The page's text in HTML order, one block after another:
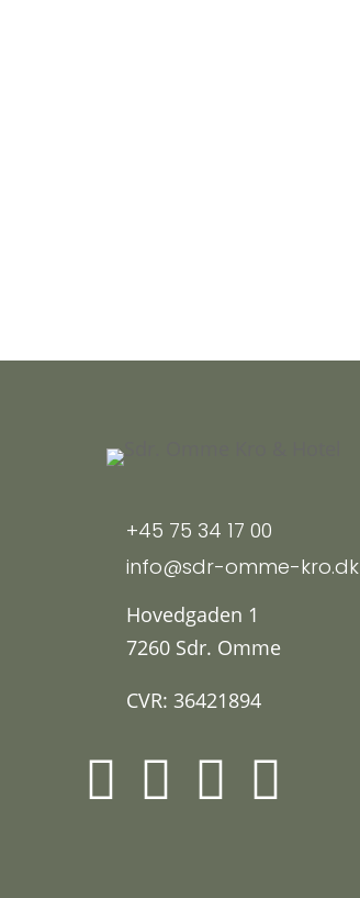
+45 75 34 17 00
info@sdr-omme-kro.dk
Hovedgaden 1
7260 Sdr. Omme
CVR: 36421894
   